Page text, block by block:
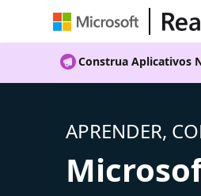
Construa Aplicativos
APRENDER,